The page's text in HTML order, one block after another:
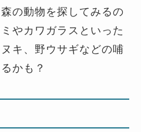
の動物を探してみるの
やカワガラスといった
キ、野ウサギなどの哺
かも？